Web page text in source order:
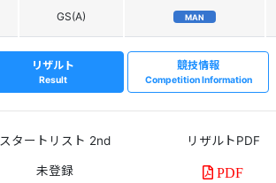
GS(A) MAN
リザルト
Result
競技情報
Competition Information
スタートリスト 2nd リザルトPDF
PDF